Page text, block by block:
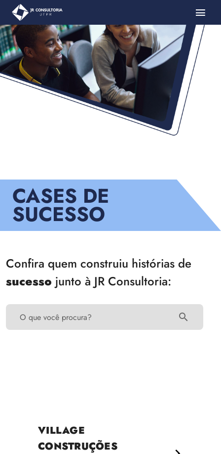
CASES DE
SUCESSO
Confira quem construiu histórias de
sucesso junto à JR Consultoria:
O que você procura?
VILLAGE
CONSTRUÇÕES